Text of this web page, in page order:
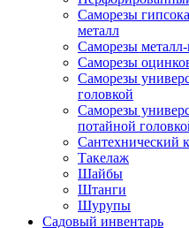
Саморезы
металл
Саморезы металл-
Саморезы
Саморезы
головкой
Саморезы
потайной
Сантехнический
Такелаж
Шайбы
Штанги
Шурупы
Садовый инвентарь